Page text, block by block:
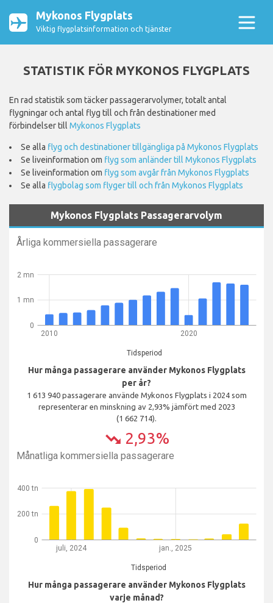
Mykonos Flygplats
Viktig flygplatsinformation och tjänster
STATISTIK FÖR MYKONOS FLYGPLATS
En rad statistik som täcker passagerarvolymer, totalt antal
flygningar och antal flyg till och från destinationer med
förbindelser till Mykonos Flygplats
Se alla flyg och destinationer tillgängliga på Mykonos Flygplats
Se liveinformation om flyg som anländer till Mykonos Flygplats
Se liveinformation om flyg som avgår från Mykonos Flygplats
Se alla flygbolag som flyger till och från Mykonos Flygplats
Mykonos Flygplats Passagerarvolym
Årliga kommersiella passagerare
2010 2020
Tidsperiod
0
1 mn
2 mn
Hur många passagerare använder Mykonos Flygplats
per år?
1 613 940 passagerare använde Mykonos Flygplats i 2024 som
representerar en minskning av 2,93% jämfört med 2023
(1 662 714).
trending_down 2,93%
Månatliga kommersiella passagerare
juli, 2024 jan., 2025
Tidsperiod
0
200 tn
400 tn
Hur många passagerare använder Mykonos Flygplats
varje månad?